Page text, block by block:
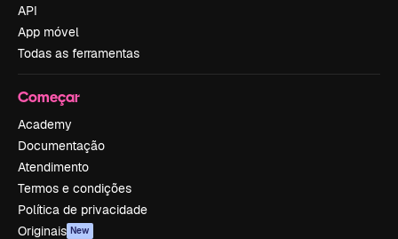
API
App móvel
Todas as ferramentas
Começar
Academy
Documentação
Atendimento
Termos e condições
Política de privacidade
Originais New